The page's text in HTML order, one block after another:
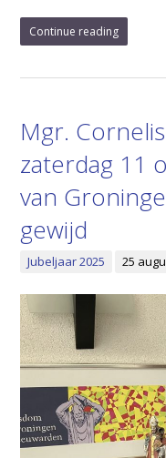
Continue reading
Mgr.
zaterdag 11
van
gewijd
Jubeljaar 2025 25